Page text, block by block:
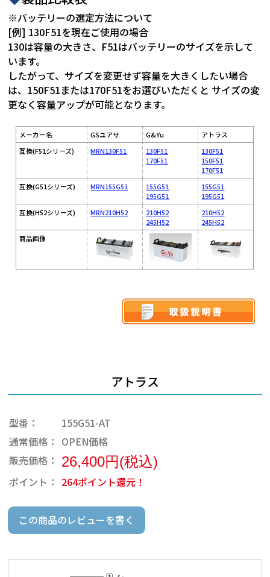
※バッテリーの選定方法について
[例] 130F51を現在ご使用の場合
130は容量の大きさ、F51はバッテリーのサイズを示して
います。
したがって、サイズを変更せず容量を大きくしたい場合
は、150F51または170F51をお選びいただくと サイズの変
更なく容量アップが可能となります。
メーカー名 GSユアサ G&Yu
アトラス
互換(F51シリーズ)
MRN130F51
130F51
170F51
130F51
150F51
170F51
互換(G51シリーズ)
MRN155G51
155G51
195G51
155G51
195G51
互換(H52シリーズ)
MRN210H52
210H52
245H52
210H52
245H52
商品画像
アトラス
型番：
155G51-AT
通常価格： OPEN価格
販売価格： 26,400円(税込)
ポイント： 264ポイント還元！
この商品のレビューを書く